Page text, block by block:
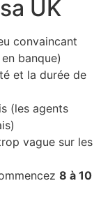
UK
convaincant
banque)
et la durée de
(les agents
vague sur les
8 à 10